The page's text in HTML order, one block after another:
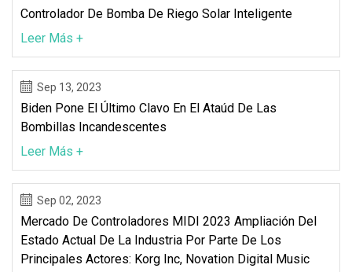
Controlador De Bomba De Riego Solar Inteligente
Leer Más +
Sep 13, 2023
Biden Pone El Último Clavo En El Ataúd De Las
Bombillas Incandescentes
Leer Más +
Sep 02, 2023
Mercado De Controladores MIDI 2023 Ampliación Del
Estado Actual De La Industria Por Parte De Los
Principales Actores: Korg Inc, Novation Digital Music